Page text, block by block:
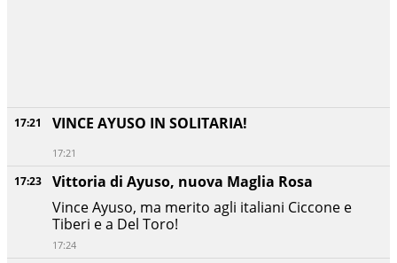
17:23
Vittoria di Ayuso, nuova Maglia Rosa
Vince Ayuso, ma merito agli italiani Ciccone e
Tiberi e a Del Toro!
17:24
17:21 VINCE AYUSO IN SOLITARIA!
17:21